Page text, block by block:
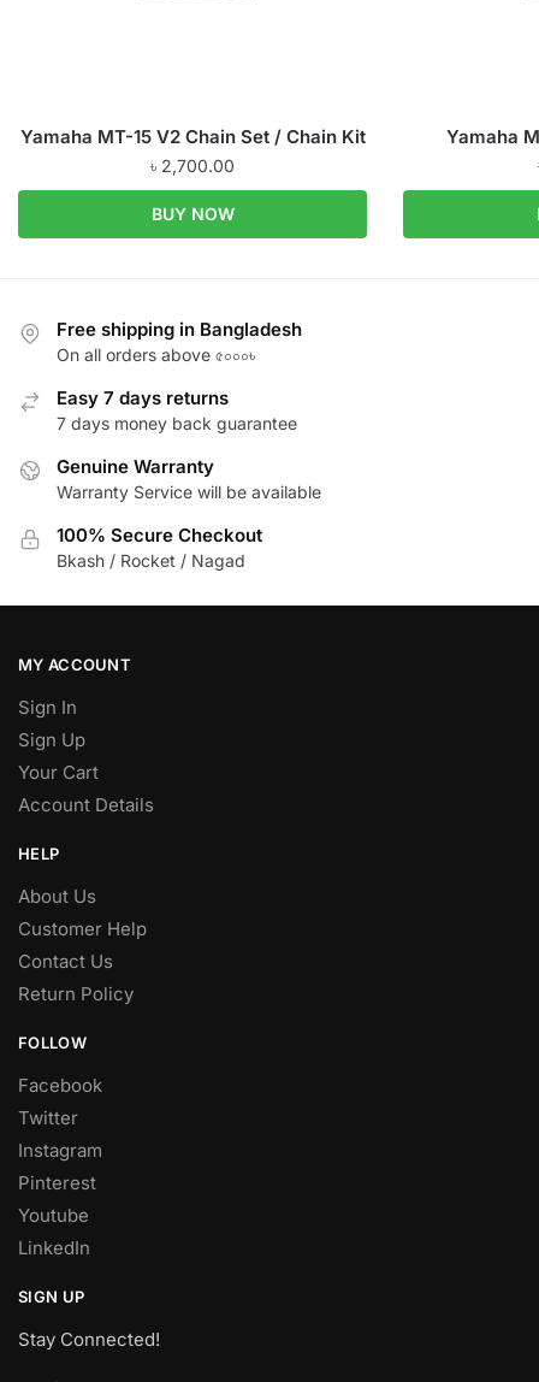
Yamaha MT-15 V2 Chain Set / Chain Kit
৳ 2,700.00
BUY NOW
Yamaha
Free shipping in Bangladesh
On all orders above ৫০০০৳
Easy 7 days returns
7 days money back guarantee
Genuine Warranty
Warranty Service will be available
100% Secure Checkout
Bkash / Rocket / Nagad
MY ACCOUNT
Sign In
Sign Up
Your Cart
Account Details
HELP
About Us
Customer Help
Contact Us
Return Policy
FOLLOW
Facebook
Twitter
Instagram
Pinterest
Youtube
LinkedIn
SIGN UP
Stay Connected!